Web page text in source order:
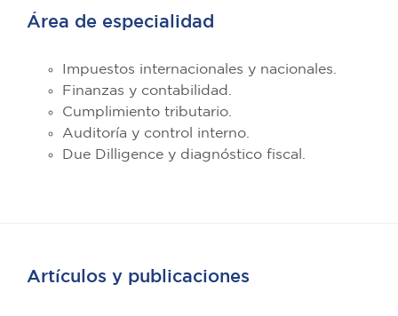
Área de especialidad
Impuestos internacionales y nacionales.
Finanzas y contabilidad.
Cumplimiento tributario.
Auditoría y control interno.
Due Dilligence y diagnóstico fiscal.
Artículos y publicaciones